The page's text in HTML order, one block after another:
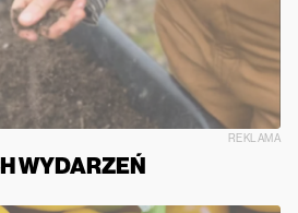
REKLAMA
WYDARZEŃ